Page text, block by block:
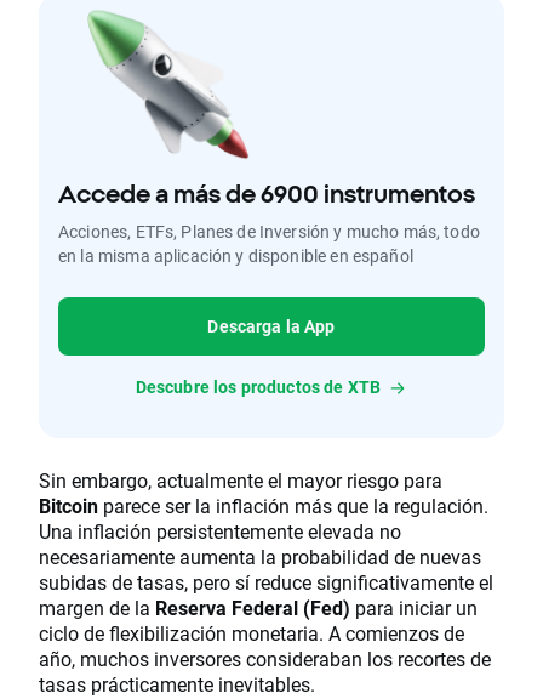
Accede a más de 6900 instrumentos
Acciones, ETFs, Planes de Inversión y mucho más, todo
en la misma aplicación y disponible en español
Descarga la App
Descubre los productos de XTB
Sin embargo, actualmente el mayor riesgo para
Bitcoin parece ser la inflación más que la regulación.
Una inflación persistentemente elevada no
necesariamente aumenta la probabilidad de nuevas
subidas de tasas, pero sí reduce significativamente el
margen de la Reserva Federal (Fed) para iniciar un
ciclo de flexibilización monetaria. A comienzos de
año, muchos inversores consideraban los recortes de
tasas prácticamente inevitables.